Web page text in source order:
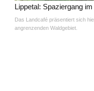
Lippetal: Spaziergang
Das Landcafé präsentiert sich
angrenzenden Waldgebiet.